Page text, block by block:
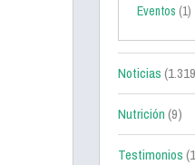
Eventos (1)
Noticias
Nutrición(9)
Testimonios